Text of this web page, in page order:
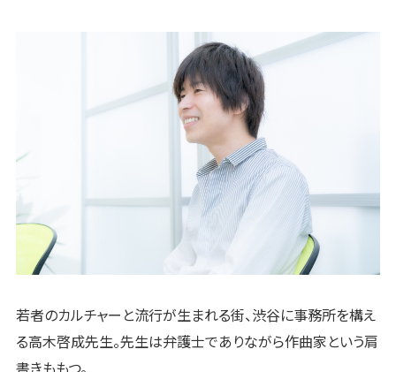
若者のカルチャーと流行が生まれる街、渋谷に事務所を構え
る高木啓成先生。先生は弁護士でありながら作曲家という肩